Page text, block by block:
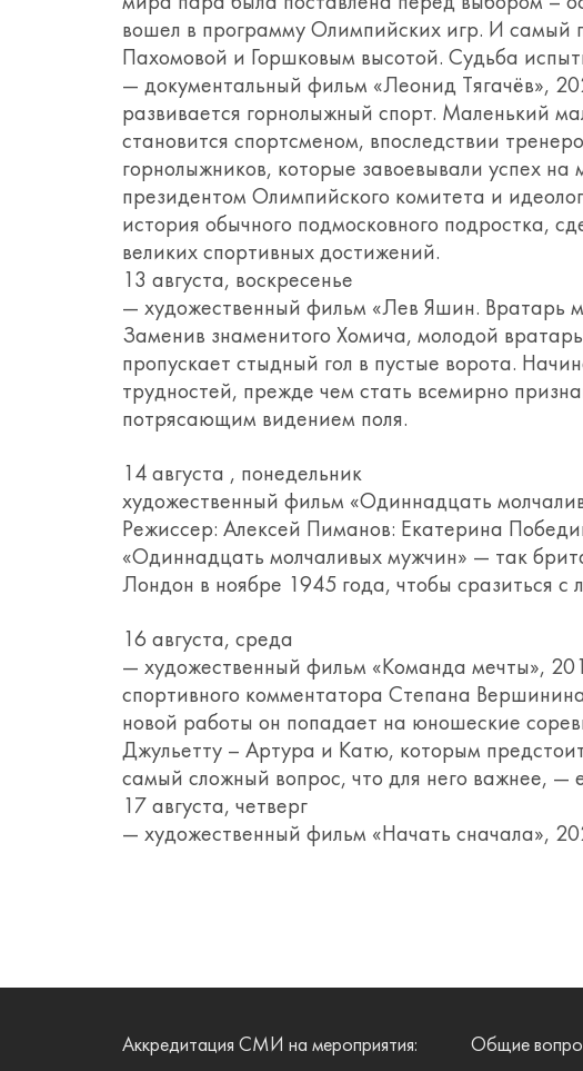
вошел в программу Олимпийских игр. И самый
Пахомовой и Горшковым высотой. Судьба
— документальный фильм «Леонид Тягачёв»,
развивается горнолыжный спорт. Маленький
становится спортсменом, впоследствии
горнолыжников, которые завоевывали успех
президентом Олимпийского комитета и
история обычного подмосковного подростка,
великих спортивных достижений.
13 августа, воскресенье
— художественный фильм «Лев Яшин. Вратарь
Заменив знаменитого Хомича, молодой
пропускает стыдный гол в пустые ворота.
трудностей, прежде чем стать всемирно
потрясающим видением поля.
14 августа , понедельник
художественный фильм «Одиннадцать
Режиссер: Алексей Пиманов: Екатерина
«Одиннадцать молчаливых мужчин» — так
Лондон в ноябре 1945 года, чтобы сразиться с
16 августа, среда
— художественный фильм «Команда мечты»,
спортивного комментатора Степана
новой работы он попадает на юношеские
Джульетту – Артура и Катю, которым
самый сложный вопрос, что для него важнее, —
17 августа, четверг
— художественный фильм «Начать сначала»,
Аккредитация СМИ на мероприятия: Общие